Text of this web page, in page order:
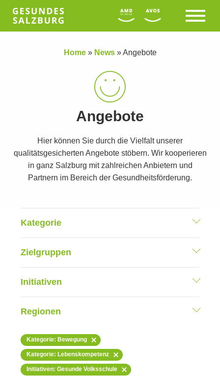
Home» News»Angebote
Angebote
Hier können Sie durch die Vielfalt unserer
qualitätsgesicherten Angebote stöbern. Wir kooperieren
in ganz Salzburg mit zahlreichen Anbietern und
Partnern im Bereich der Gesundheitsförderung.
Kategorie
Zielgruppen
Initiativen
Regionen
Kategorie: Bewegung
Kategorie: Lebenskompetenz
Initiativen: Gesunde Volksschule